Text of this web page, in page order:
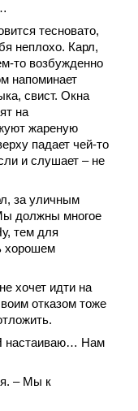
тесновато,
неплохо. Карл,
то возбужденно
напоминает
свист. Окна
на
жареную
падает чей-то
и слушает – не
за уличным
должны многое
тем для
хорошем
хочет идти на
отказом тоже
настаиваю… Нам
– Мы к